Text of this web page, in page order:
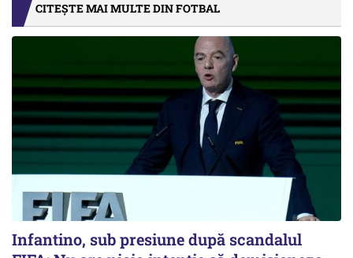
CITEȘTE MAI MULTE DIN FOTBAL
Infantino, sub presiune după scandalul